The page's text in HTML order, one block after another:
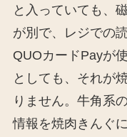
と入っていても、
が別で、レジでの
QUOカードPayが
としても、それが
りません。牛角系
情報を焼肉きんぐ